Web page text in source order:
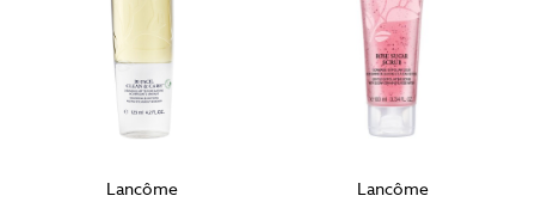
Lancôme Lancôme